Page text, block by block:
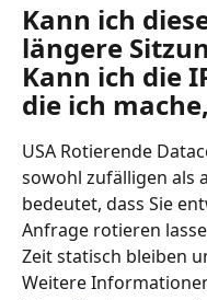
Kann ich
längere
Kann ich die
die ich
USA Rotierende
sowohl zufälligen als
bedeutet, dass Sie
Anfrage rotieren
Zeit statisch bleiben
Weitere